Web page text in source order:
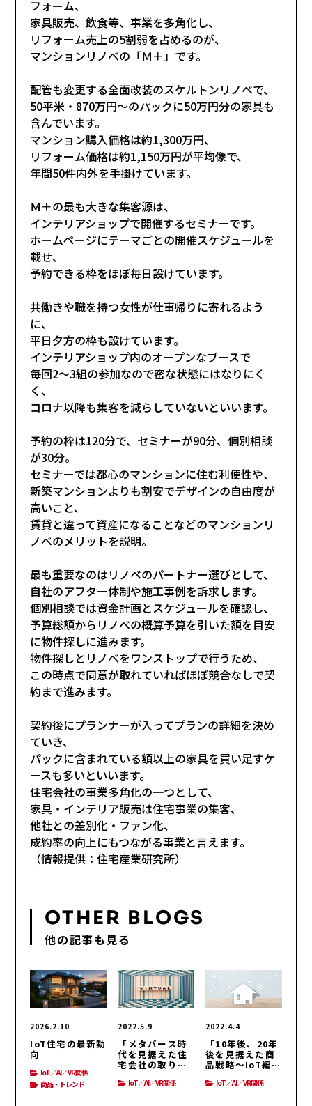
フォーム、
家具販売、飲食等、事業を多角化し、
リフォーム売上の5割弱を占めるのが、
マンションリノベの「Ｍ＋」です。
配管も変更する全面改装のスケルトンリノベで、
50平米・870万円～のパックに50万円分の家具も
含んでいます。
マンション購入価格は約1,300万円、
リフォーム価格は約1,150万円が平均像で、
年間50件内外を手掛けています。
Ｍ＋の最も大きな集客源は、
インテリアショップで開催するセミナーです。
ホームページにテーマごとの開催スケジュールを
載せ、
予約できる枠をほぼ毎日設けています。
共働きや職を持つ女性が仕事帰りに寄れるよう
に、
平日夕方の枠も設けています。
インテリアショップ内のオープンなブースで
毎回2～3組の参加なので密な状態にはなりにく
く、
コロナ以降も集客を減らしていないといいます。
予約の枠は120分で、セミナーが90分、個別相談
が30分。
セミナーでは都心のマンションに住む利便性や、
新築マンションよりも割安でデザインの自由度が
高いこと、
賃貸と違って資産になることなどのマンションリ
ノベのメリットを説明。
最も重要なのはリノベのパートナー選びとして、
自社のアフター体制や施工事例を訴求します。
個別相談では資金計画とスケジュールを確認し、
予算総額からリノベの概算予算を引いた額を目安
に物件探しに進みます。
物件探しとリノベをワンストップで行うため、
この時点で同意が取れていればほぼ競合なしで契
約まで進みます。
契約後にプランナーが入ってプランの詳細を決め
ていき、
パックに含まれている額以上の家具を買い足すケ
ースも多いといいます。
住宅会社の事業多角化の一つとして、
家具・インテリア販売は住宅事業の集客、
他社との差別化・ファン化、
成約率の向上にもつながる事業と言えます。
（情報提供：住宅産業研究所）
OTHER BLOGS
他の記事も見る
2026.2.10
IoT住宅の最新動
向
IoT／AI／VR関係
商品・トレンド
2022.5.9
「メタバース時
代を見据えた住
宅会社の取り組
VR関係
IoT／AI／VR関係
2022.4.4
「10年後、20年
後を見据えた商
品戦略～IoT編」
係 IoT／AI／VR関係